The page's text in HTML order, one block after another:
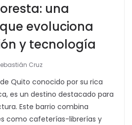
una
evoluciona
y tecnología
Cruz
Quito conocido por su rica
es un destino destacado para
Este barrio combina
como cafeterías-librerías y